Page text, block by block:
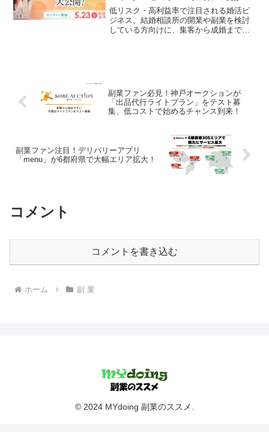
学ぼう
低リスク・高利益率で注目される婚活ビ
ジネス。結婚相談所の開業や副業を検討
している方向けに、集客から成婚までの
副業ファン必見！神戸オークションが
「出品代行ライトプラン」をテスト募
集、低コストで始めるチャンス到来！
副業ファン注目！デリバリーアプリ
「menu」が6都府県で大幅エリア拡大！
コメント
コメントを書き込む
ホーム 副 業
© 2024 MYdoing 副業のススメ.